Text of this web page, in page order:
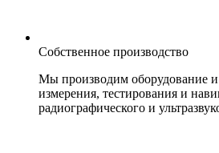
Собственное производство
Мы производим оборудование
измерения, тестирования и
радиографического и